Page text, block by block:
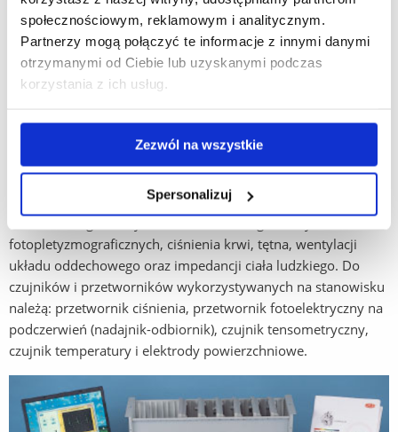
społecznościowym, reklamowym i analitycznym.
Partnerzy mogą połączyć te informacje z innymi danymi
otrzymanymi od Ciebie lub uzyskanymi podczas
korzystania z ich usług.
Zezwól na wszystkie
Spersonalizuj
biomedycznych.Zestaw składa się z dziewięciu różnych
modułów: elektrokardiograficznych, elektromiograficznych,
fotopletyzmograficznych, ciśnienia krwi, tętna, wentylacji
układu oddechowego oraz impedancji ciała ludzkiego. Do
czujników i przetworników wykorzystywanych na stanowisku
należą: przetwornik ciśnienia, przetwornik fotoelektryczny na
podczerwień (nadajnik-odbiornik), czujnik tensometryczny,
czujnik temperatury i elektrody powierzchniowe.